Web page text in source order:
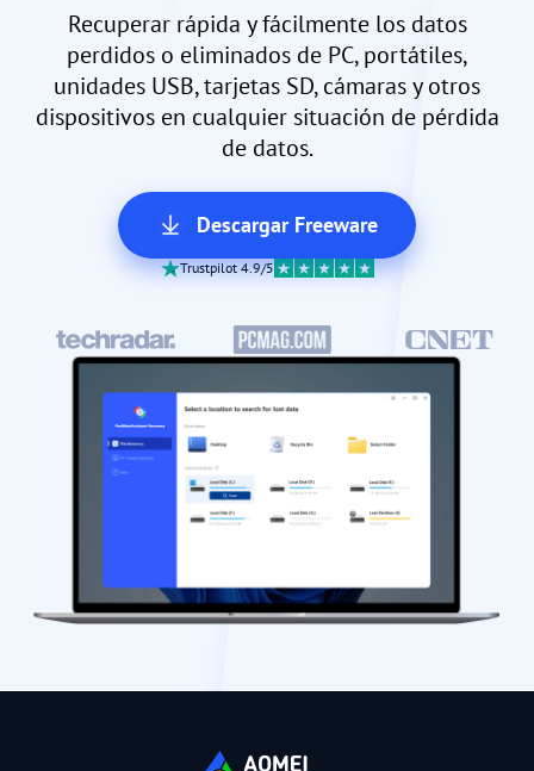
Recuperar rápida y fácilmente los datos
perdidos o eliminados de PC, portátiles,
unidades USB, tarjetas SD, cámaras y otros
dispositivos en cualquier situación de pérdida
de datos.
Descargar Freeware
Trustpilot 4.9/5